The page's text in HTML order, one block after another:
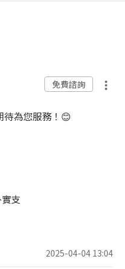
免費諮詢
待為您服務！😊
支
2025-04-04 13:04